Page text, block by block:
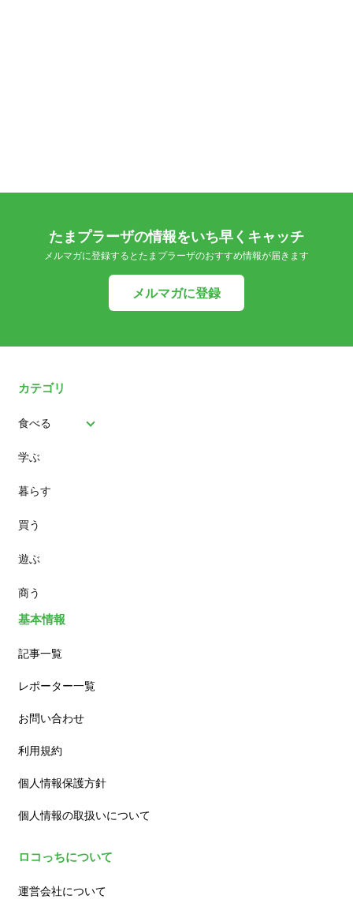
たまプラーザの情報をいち早くキャッチ
メルマガに登録するとたまプラーザのおすすめ情報が届きます
メルマガに登録
カテゴリ
食べる
パン
スイーツ
ランチ
カフェ
学ぶ
暮らす
買う
遊ぶ
商う
基本情報
記事一覧
レポーター一覧
お問い合わせ
利用規約
個人情報保護方針
個人情報の取扱いについて
ロコっちについて
運営会社について